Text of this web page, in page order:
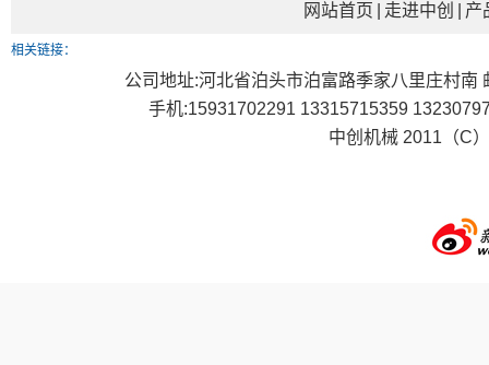
网站首页 走进中创 产
相关链接：
公司地址:河北省泊头市泊富路季家八里庄村
手机:15931702291 13315715359
中创机械 2011（C